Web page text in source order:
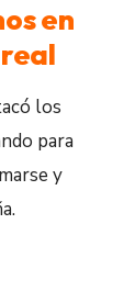
en
los
para
y